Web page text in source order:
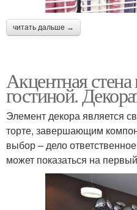
читать дальше →
Акцентная стена
гостиной.
Элемент декора является
торте, завершающим
выбор – дело
может показаться на